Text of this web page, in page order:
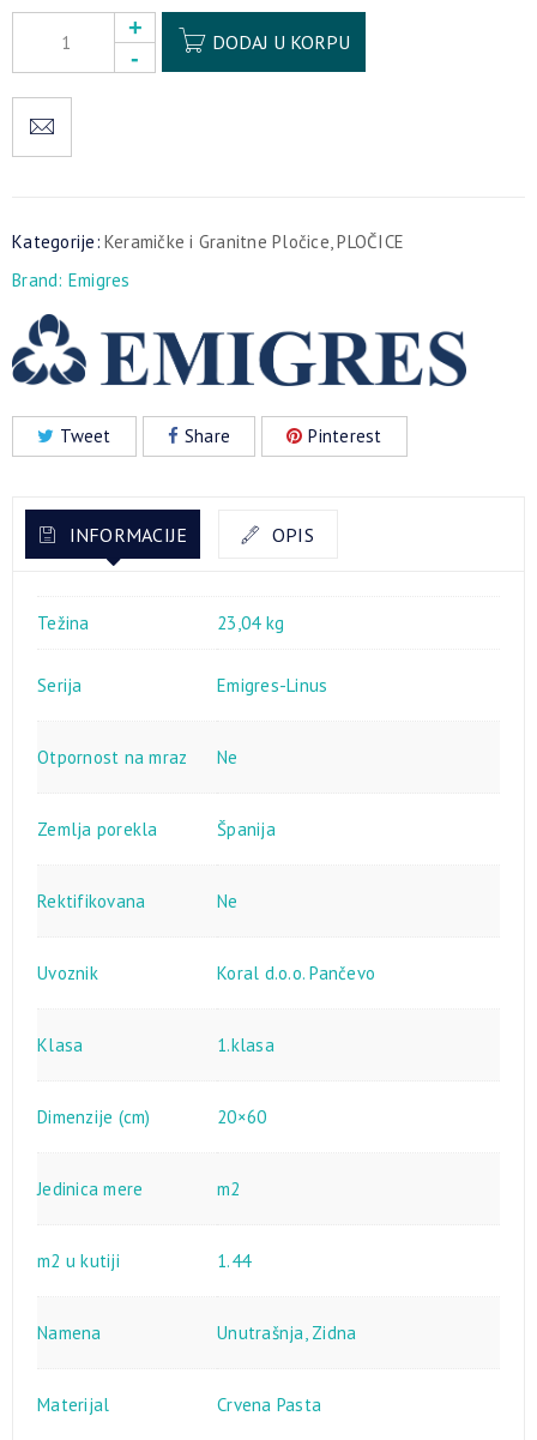
DODAJ U KORPU
Kategorije: Keramičke i Granitne Pločice,PLOČICE
Brand: Emigres
Tweet Share Pinterest
INFORMACIJE OPIS
Težina 23,04 kg
Serija Emigres-Linus
Otpornost na mraz Ne
Zemlja porekla Španija
Rektifikovana Ne
Uvoznik Koral d.o.o. Pančevo
Klasa 1.klasa
Dimenzije (cm) 20×60
Jedinica mere m2
m2 u kutiji 1.44
Namena Unutrašnja, Zidna
Materijal Crvena Pasta